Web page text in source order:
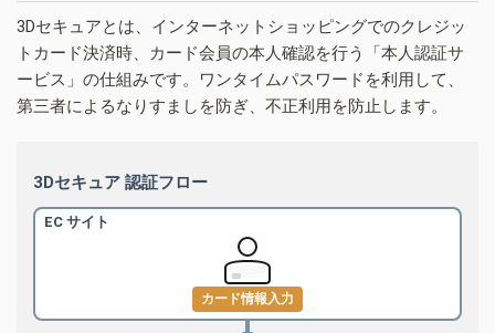
3Dセキュアとは、インターネットショッピングでのクレジッ
トカード決済時、カード会員の本人確認を行う「本人認証サ
ービス」の仕組みです。ワンタイムパスワードを利用して、
第三者によるなりすましを防ぎ、不正利用を防止します。
3Dセキュア 認証フロー
EC サイト
カード情報入力